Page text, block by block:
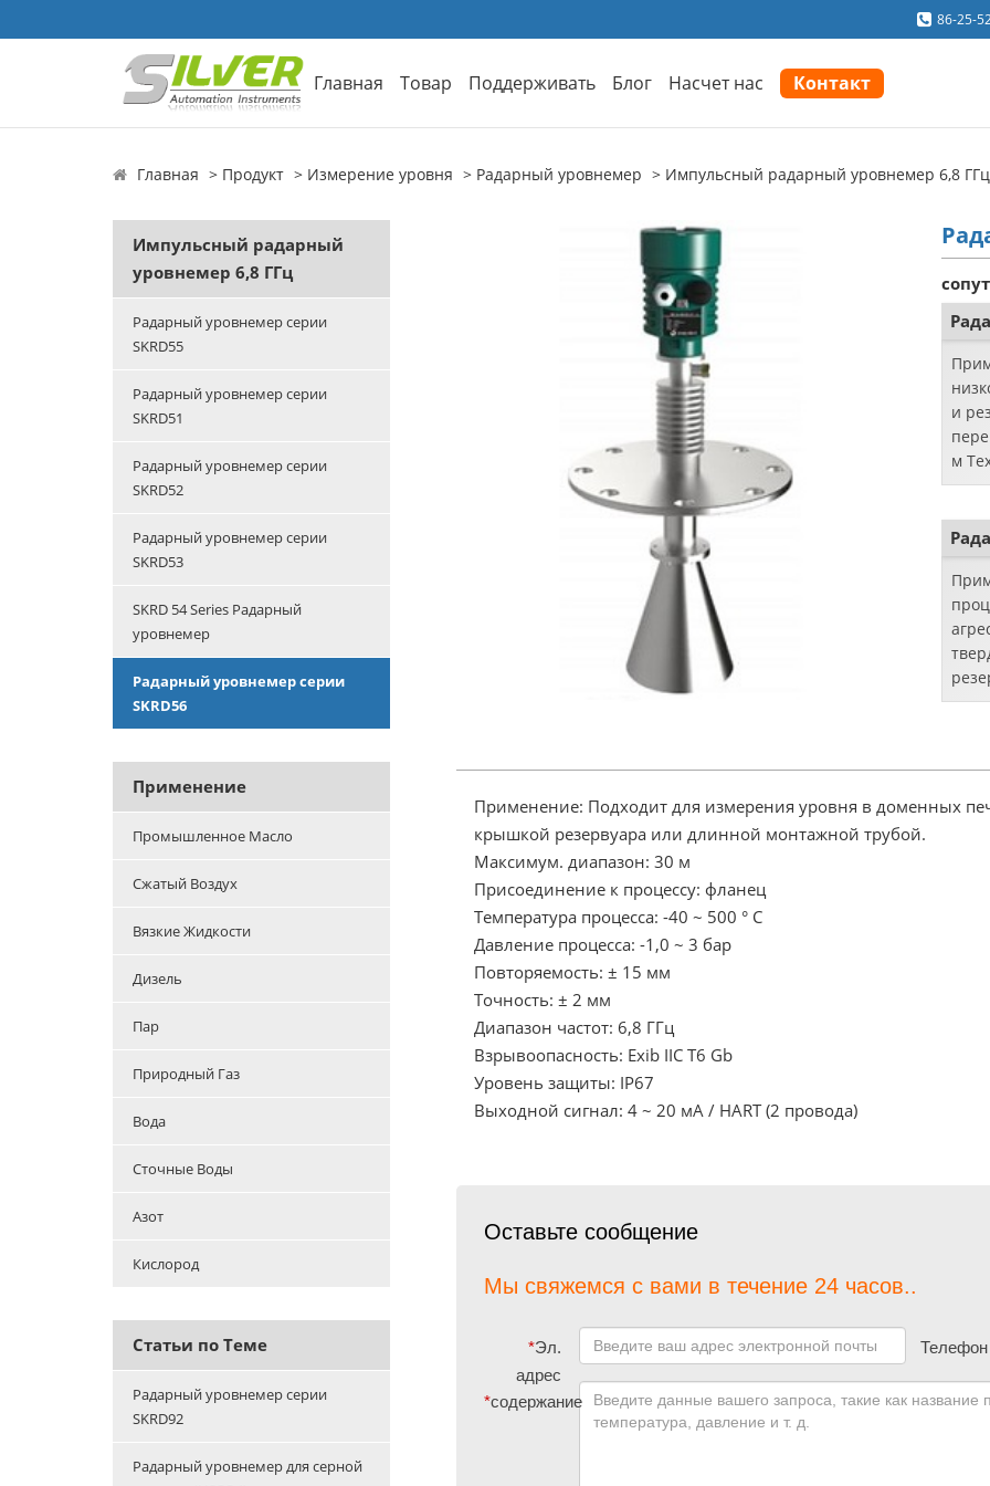
86-25-
Главная Товар Поддерживать Блог Насчет нас Контакт
Главная Продукт Измерение уровня Радарный уровнемер Импульсный радарный уровнемер 6,8 ГГц
Импульсный радарный
уровнемер 6,8 ГГц
Радарный уровнемер серии
SKRD55
Радарный уровнемер серии
SKRD51
Радарный уровнемер серии
SKRD52
Радарный уровнемер серии
SKRD53
SKRD 54 Series Радарный
уровнемер
Радарный уровнемер серии
SKRD56
Применение
Промышленное Масло
Сжатый Воздух
Вязкие Жидкости
Дизель
Пар
Природный Газ
Вода
Сточные Воды
Азот
Кислород
Статьи по Теме
Радарный уровнемер серии
SKRD92
Радарный уровнемер для серной
и
м
МПа
Применение: Подходит для измерения уровня в доменных
крышкой резервуара или длинной монтажной трубой.
Максимум. диапазон: 30 м
Присоединение к процессу: фланец
Температура процесса: -40 ~ 500 ° C
Давление процесса: -1,0 ~ 3 бар
Повторяемость: ± 15 мм
Точность: ± 2 мм
Диапазон частот: 6,8 ГГц
Взрывоопасность: Exib IIC T6 Gb
Уровень защиты: IP67
Выходной сигнал: 4 ~ 20 мА / HART (2 провода)
Оставьте сообщение
Мы свяжемся с вами в течение 24 часов..
*Эл.
адрес
Телефон
*содержание